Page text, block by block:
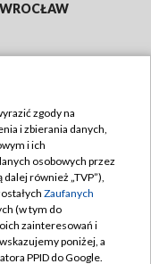
WROCŁAW
zgody na
i zbierania danych,
i ich
osobowych przez
również „TVP”),
Zaufanych
(w tym do
zainteresowań i
poniżej, a
PPID do Google.